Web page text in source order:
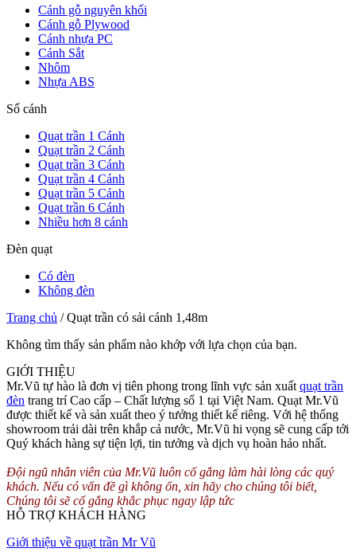
Cánh gỗ nguyên khối
Cánh gỗ Plywood
Cánh nhựa PC
Cánh Sắt
Nhôm
Nhựa ABS
Số cánh
Quạt trần 1 Cánh
Quạt trần 2 Cánh
Quạt trần 3 Cánh
Quạt trần 4 Cánh
Quạt trần 5 Cánh
Quạt trần 6 Cánh
Nhiều hơn 8 cánh
Đèn quạt
Có đèn
Không đèn
Trang chủ /Quạt trần có sải cánh 1,48m
Không tìm thấy sản phẩm nào khớp với lựa chọn của bạn.
GIỚI THIỆU
Mr.Vũ tự hào là đơn vị tiên phong trong lĩnh vực sản xuất quạt trần
đèn trang trí Cao cấp – Chất lượng số 1 tại Việt Nam. Quạt Mr.Vũ
được thiết kế và sản xuất theo ý tưởng thiết kế riêng. Với hệ thống
showroom trải dài trên khắp cả nước, Mr.Vũ hi vọng sẽ cung cấp tới
Quý khách hàng sự tiện lợi, tin tưởng và dịch vụ hoàn hảo nhất.
Đội ngũ nhân viên của Mr.Vũ luôn cố gắng làm hài lòng các quý
khách. Nếu có vấn đề gì không ổn, xin hãy cho chúng tôi biết,
Chúng tôi sẽ cố gắng khắc phục ngay lập tức
HỖ TRỢ KHÁCH HÀNG
Giới thiệu về quạt trần Mr Vũ